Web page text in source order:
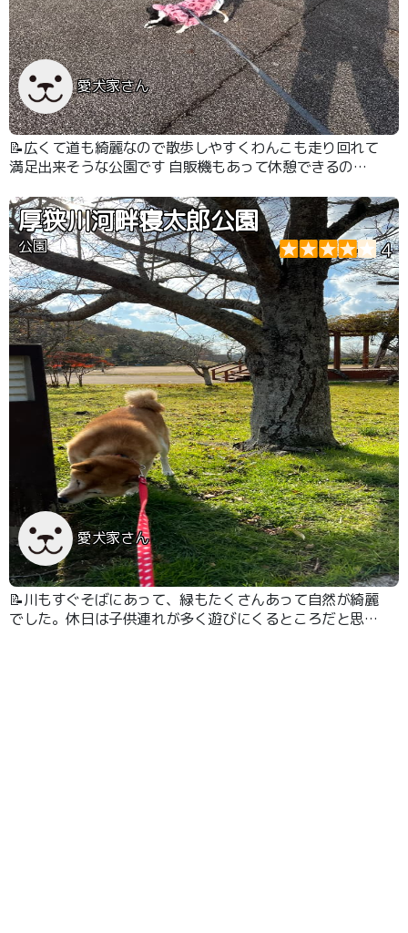
愛犬家さん
📝広くて道も綺麗なので散歩しやすくわんこも走り回れて
満足出来そうな公園です 自販機もあって休憩できるのが
厚狭川河畔寝太郎公園
公園 4
愛犬家さん
📝川もすぐそばにあって、緑もたくさんあって自然が綺麗
でした。休日は子供連れが多く遊びにくるところだと思い